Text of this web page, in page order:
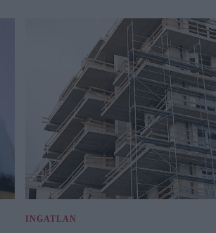
INGATLAN